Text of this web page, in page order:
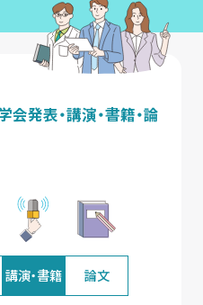
学会発表・講演・書籍・論
講演・書籍 論文